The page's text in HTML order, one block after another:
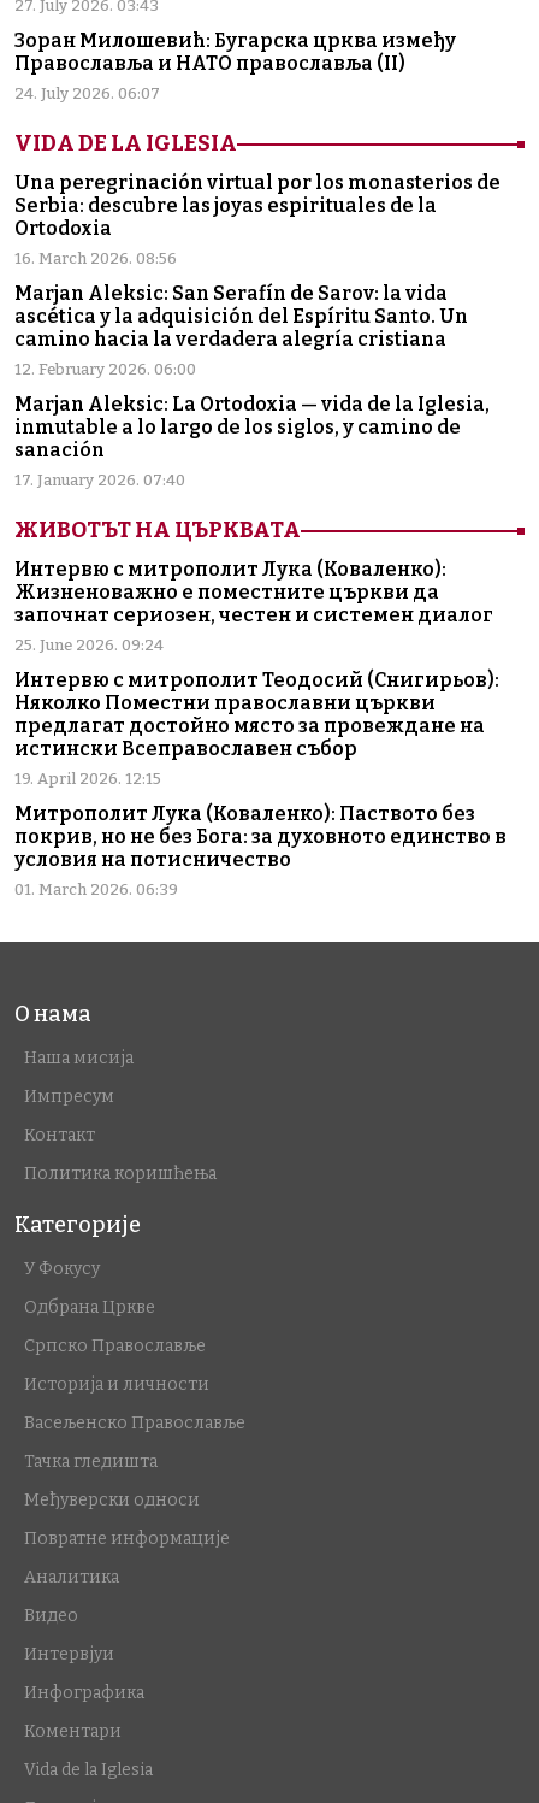
27. July 2026. 03:43
Зоран Милошевић: Бугарска црква између
Православља и НАТО православља (II)
24. July 2026. 06:07
VIDA DE LA IGLESIA
Una peregrinación virtual por los monasterios de
Serbia: descubre las joyas espirituales de la
Ortodoxia
16. March 2026. 08:56
Marjan Aleksic: San Serafín de Sarov: la vida
ascética y la adquisición del Espíritu Santo. Un
camino hacia la verdadera alegría cristiana
12. February 2026. 06:00
Marjan Aleksic: La Ortodoxia — vida de la Iglesia,
inmutable a lo largo de los siglos, y camino de
sanación
17. January 2026. 07:40
ЖИВОТЪТ НА ЦЪРКВАТА
Интервю с митрополит Лука (Коваленко):
Жизненоважно е поместните църкви да
започнат сериозен, честен и системен диалог
25. June 2026. 09:24
Интервю с митрополит Теодосий (Снигирьов):
Няколко Поместни православни църкви
предлагат достойно място за провеждане на
истински Всеправославен събор
19. April 2026. 12:15
Митрополит Лука (Коваленко): Паството без
покрив, но не без Бога: за духовното единство в
условия на потисничество
01. March 2026. 06:39
О нама
Наша мисија
Импресум
Контакт
Политика коришћења
Категорије
У Фокусу
Одбрана Цркве
Српско Православље
Историја и личности
Васељенско Православље
Тачка гледишта
Међуверски односи
Повратне информације
Аналитика
Видео
Интервјуи
Инфографика
Коментари
Vida de la Iglesia